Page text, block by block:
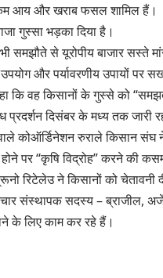
आय और खराब फसल शामिल हैं।
गुस्सा भड़का दिया है।
समझौते से यूरोपीय बाजार सस्ते
उपयोग और पर्यावरणीय उपायों
कि वह किसानों के गुस्से को
प्रदर्शन दिसंबर के मध्य तक जारी
कोऑर्डिनेशन रुराले किसान संघ
पर “कृषि विद्रोह” करने की
रिटेलेउ ने किसानों को चेतावनी
संस्थापक सदस्य – ब्राजील,
के लिए काम कर रहे हैं।